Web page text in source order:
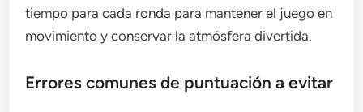
tiempo para cada ronda para mantener el juego en
movimiento y conservar la atmósfera divertida.
Errores comunes de puntuación a evitar